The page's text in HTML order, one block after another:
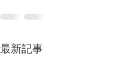
最新記事